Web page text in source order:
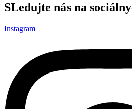
SLedujte nás na
Instagram